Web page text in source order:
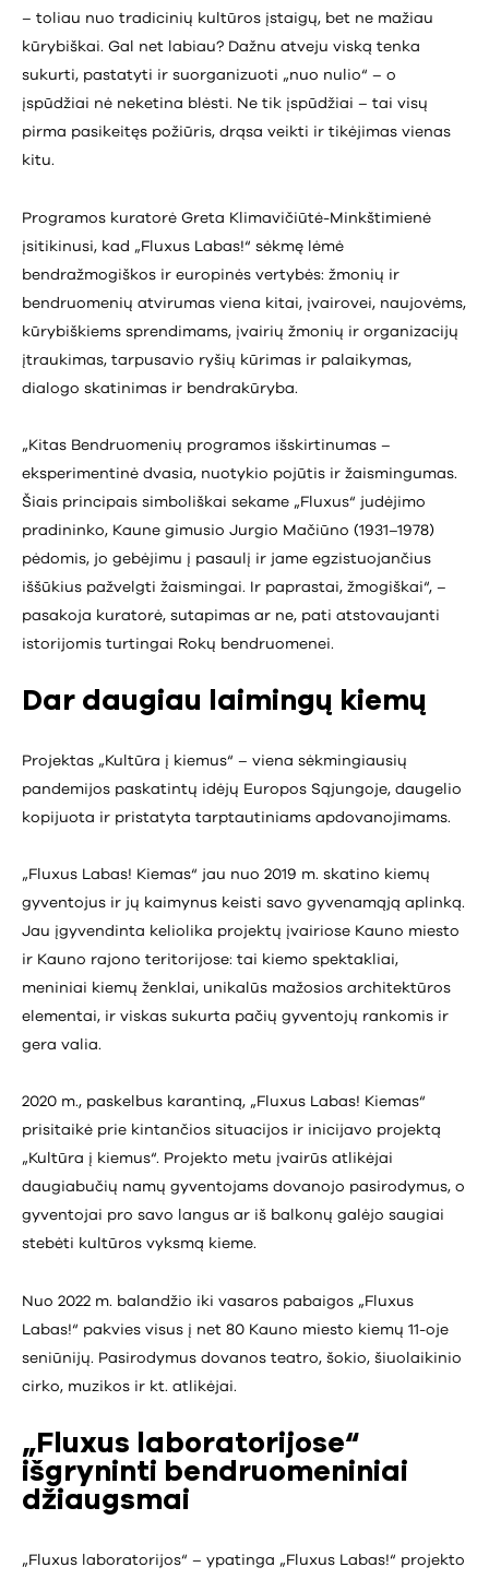
– toliau nuo tradicinių kultūros įstaigų, bet ne mažiau
kūrybiškai. Gal net labiau? Dažnu atveju viską tenka
sukurti, pastatyti ir suorganizuoti „nuo nulio“ – o
įspūdžiai nė neketina blėsti. Ne tik įspūdžiai – tai visų
pirma pasikeitęs požiūris, drąsa veikti ir tikėjimas vienas
kitu.
Programos kuratorė Greta Klimavičiūtė-Minkštimienė
įsitikinusi, kad „Fluxus Labas!“ sėkmę lėmė
bendražmogiškos ir europinės vertybės: žmonių ir
bendruomenių atvirumas viena kitai, įvairovei, naujovėms,
kūrybiškiems sprendimams, įvairių žmonių ir organizacijų
įtraukimas, tarpusavio ryšių kūrimas ir palaikymas,
dialogo skatinimas ir bendrakūryba.
„Kitas Bendruomenių programos išskirtinumas –
eksperimentinė dvasia, nuotykio pojūtis ir žaismingumas.
Šiais principais simboliškai sekame „Fluxus“ judėjimo
pradininko, Kaune gimusio Jurgio Mačiūno (1931–1978)
pėdomis, jo gebėjimu į pasaulį ir jame egzistuojančius
iššūkius pažvelgti žaismingai. Ir paprastai, žmogiškai“, –
pasakoja kuratorė, sutapimas ar ne, pati atstovaujanti
istorijomis turtingai Rokų bendruomenei.
Dar daugiau laimingų kiemų
Projektas „Kultūra į kiemus“ – viena sėkmingiausių
pandemijos paskatintų idėjų Europos Sąjungoje, daugelio
kopijuota ir pristatyta tarptautiniams apdovanojimams.
„Fluxus Labas! Kiemas“ jau nuo 2019 m. skatino kiemų
gyventojus ir jų kaimynus keisti savo gyvenamąją aplinką.
Jau įgyvendinta keliolika projektų įvairiose Kauno miesto
ir Kauno rajono teritorijose: tai kiemo spektakliai,
meniniai kiemų ženklai, unikalūs mažosios architektūros
elementai, ir viskas sukurta pačių gyventojų rankomis ir
gera valia.
2020 m., paskelbus karantiną, „Fluxus Labas! Kiemas“
prisitaikė prie kintančios situacijos ir inicijavo projektą
„Kultūra į kiemus“. Projekto metu įvairūs atlikėjai
daugiabučių namų gyventojams dovanojo pasirodymus, o
gyventojai pro savo langus ar iš balkonų galėjo saugiai
stebėti kultūros vyksmą kieme.
Nuo 2022 m. balandžio iki vasaros pabaigos „Fluxus
Labas!“ pakvies visus į net 80 Kauno miesto kiemų 11-oje
seniūnijų. Pasirodymus dovanos teatro, šokio, šiuolaikinio
cirko, muzikos ir kt. atlikėjai.
„Fluxus laboratorijose“
išgryninti bendruomeniniai
džiaugsmai
„Fluxus laboratorijos“ – ypatinga „Fluxus Labas!“ projekto